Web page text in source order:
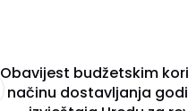
Obavijest budžetskim
načinu dostavljanja